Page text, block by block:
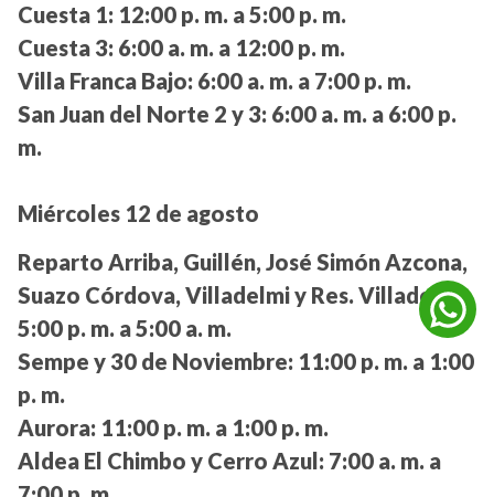
Cuesta 1: 12:00 p. m. a 5:00 p. m.
Cuesta 3: 6:00 a. m. a 12:00 p. m.
Villa Franca Bajo: 6:00 a. m. a 7:00 p. m.
San Juan del Norte 2 y 3: 6:00 a. m. a 6:00 p.
m.
Miércoles 12 de agosto
Reparto Arriba, Guillén, José Simón Azcona,
Suazo Córdova, Villadelmi y Res. Villadelmi:
5:00 p. m. a 5:00 a. m.
Sempe y 30 de Noviembre: 11:00 p. m. a 1:00
p. m.
Aurora: 11:00 p. m. a 1:00 p. m.
Aldea El Chimbo y Cerro Azul: 7:00 a. m. a